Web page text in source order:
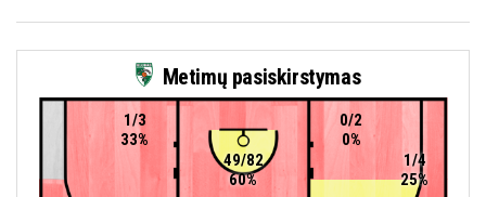
Metimų pasiskirstymas
49/82
60%
1/3
33%
0/2
0%
1/4
25%